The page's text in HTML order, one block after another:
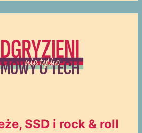
SSD i rock & roll